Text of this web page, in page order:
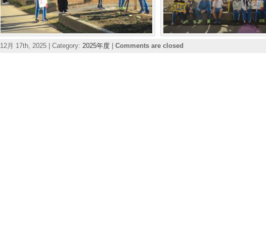
12月 17th, 2025 | Category: 2025年度| Comments are closed